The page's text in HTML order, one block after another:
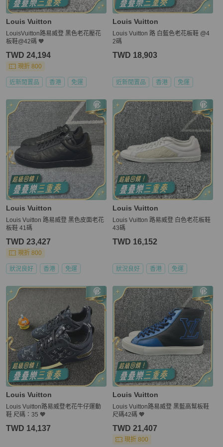
Louis Vuitton
LouisVuitton路易威登 黑色老花壓花
板鞋@42碼 🧡
TWD 24,194
現折 800
近新閒置品 香港 免運
Louis Vuitton
Louis Vuitton 路 白藍色老花板鞋 @4
2碼
TWD 18,903
近新閒置品 香港 免運
Louis Vuitton
Louis Vuitton 路易威登 黑色皮面老花
板鞋 41碼
TWD 23,427
現折 800
狀況良好 香港 免運
Louis Vuitton
Louis Vuitton 路易威登 白色老花板鞋
43碼
TWD 16,152
狀況良好 香港 免運
Louis Vuitton
Louis Vuitton路易威登老花牛仔運動
鞋 尺碼：35 🧡
TWD 14,137
Louis Vuitton
Louis Vuitton路易威登 黑藍高幫板鞋
尺碼42碼 🧡
TWD 21,407
現折 800